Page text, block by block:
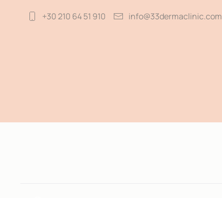
+30 210 64 51 910 info@33dermaclinic.com